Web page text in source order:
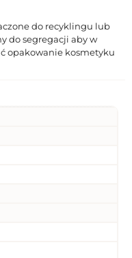
do recyklingu lub
do segregacji aby w
opakowanie kosmetyku